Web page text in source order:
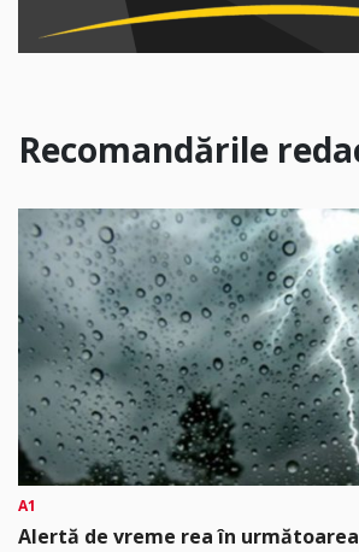
Recomandările
A1
Alertă de vreme rea în